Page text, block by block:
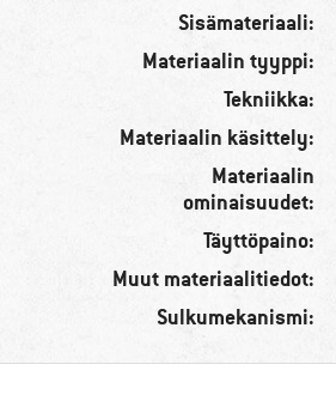
Sisämateriaali:
Materiaalin tyyppi:
Tekniikka:
Materiaalin käsittely:
Materiaalin
ominaisuudet:
Täyttöpaino:
Muut materiaalitiedot:
Sulkumekanismi: